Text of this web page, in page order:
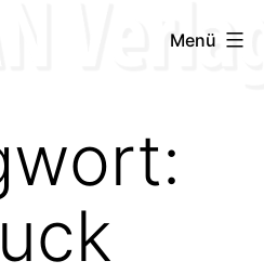
Menü